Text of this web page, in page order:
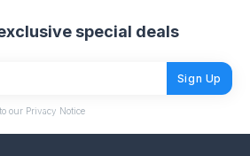
special deals
Sign Up
our Privacy Notice